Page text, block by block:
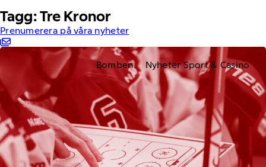
Tagg: Tre Kronor
Prenumerera på våra nyheter
Bomben Nyheter Sport & Casino